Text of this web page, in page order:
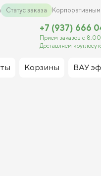
Статус заказа
+7 (937) 666
Прием заказов с
Доставляем
Корзины ВАУ